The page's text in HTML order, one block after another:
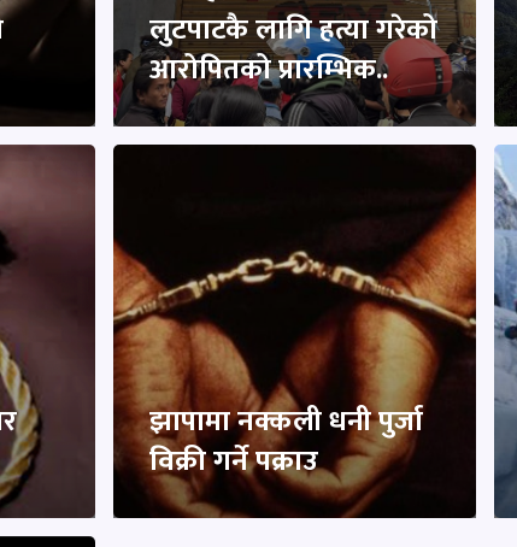
लुटपाटकै लागि हत्या गरेको
आरोपितको प्रारम्भिक..
झापामा नक्कली धनी पुर्जा
विक्री गर्ने पक्राउ